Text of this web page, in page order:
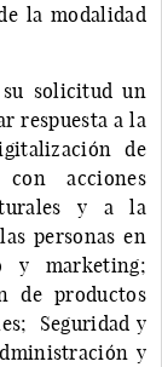
la modalidad
solicitud un
respuesta a la
de
acciones
y a la
personas en
y marketing;
de productos
Seguridad y
y